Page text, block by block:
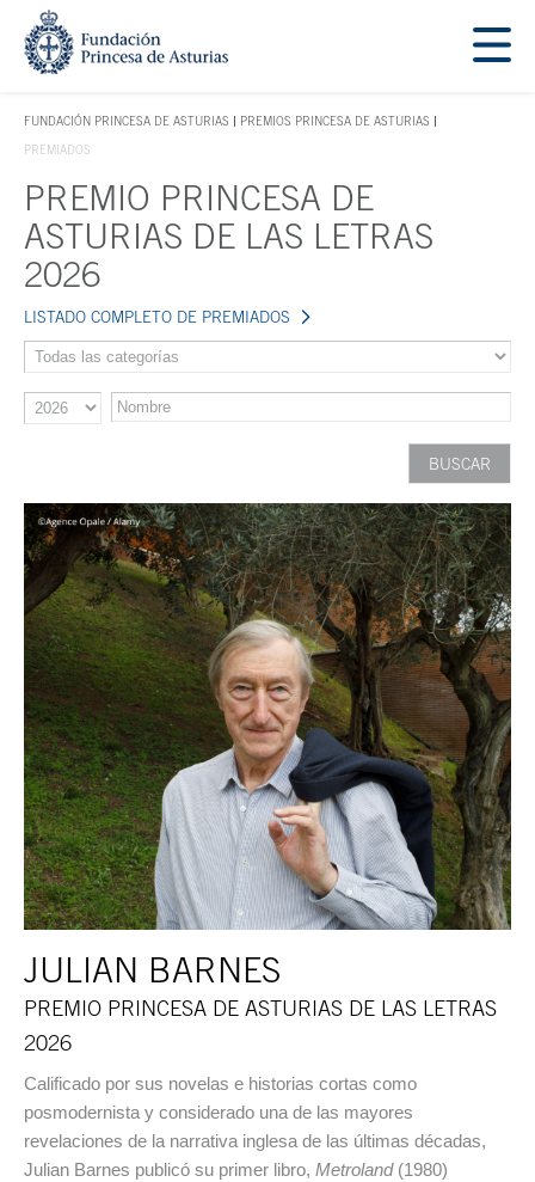
Saltar navegación. Ir directamente al contenido principal
FUNDACIÓN PRINCESA DE ASTURIAS
TECLA DE ACCESO 1
PREMIOS PRINCESA DE ASTURIAS
PREMIADOS
Contenido principal
PREMIO PRINCESA DE
ASTURIAS DE LAS LETRAS
2026
LISTADO COMPLETO DE PREMIADOS
JULIAN BARNES
PREMIO PRINCESA DE ASTURIAS DE LAS LETRAS
2026
Calificado por sus novelas e historias cortas como
posmodernista y considerado una de las mayores
revelaciones de la narrativa inglesa de las últimas décadas,
Julian Barnes publicó su primer libro, Metroland (1980)